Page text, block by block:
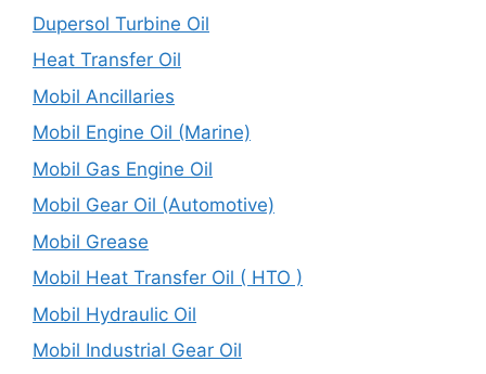
Dupersol Turbine Oil
Heat Transfer Oil
Mobil Ancillaries
Mobil Engine Oil (Marine)
Mobil Gas Engine Oil
Mobil Gear Oil (Automotive)
Mobil Grease
Mobil Heat Transfer Oil ( HTO )
Mobil Hydraulic Oil
Mobil Industrial Gear Oil